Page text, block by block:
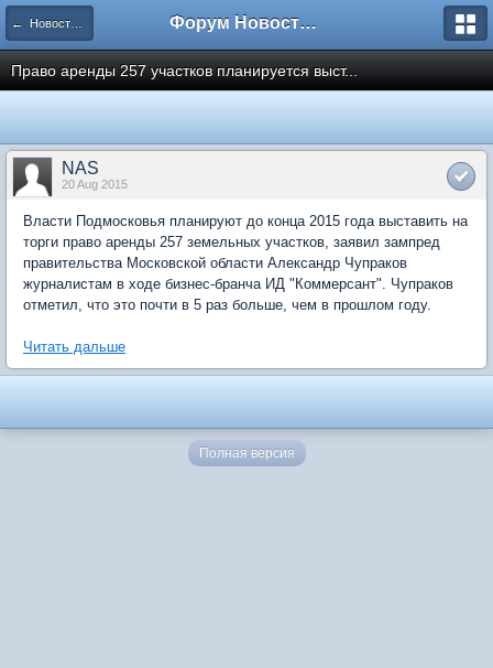
← Новости рынка недвижимости Форум Новостройки
Право аренды 257 участков планируется выст...
NAS
20 Aug 2015
Власти Подмосковья планируют до конца 2015 года выставить на
торги право аренды 257 земельных участков, заявил зампред
правительства Московской области Александр Чупраков
журналистам в ходе бизнес-бранча ИД "Коммерсант". Чупраков
отметил, что это почти в 5 раз больше, чем в прошлом году.
Читать дальше
Полная версия